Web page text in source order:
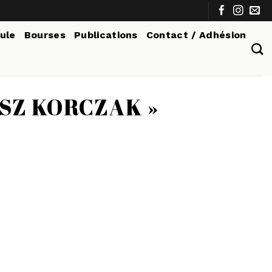
Bourses Publications Contact / Adhésion
KORCZAK »